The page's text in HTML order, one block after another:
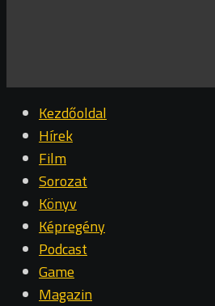
Kezdőoldal
Hírek
Film
Sorozat
Könyv
Képregény
Podcast
Game
Magazin